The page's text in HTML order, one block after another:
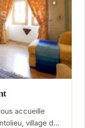
accueille
village du